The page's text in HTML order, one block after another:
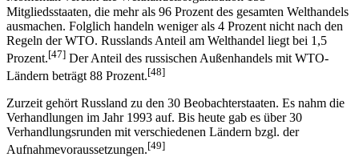
Momentan vereint die Welthandelsorganisation 153[46]
Mitgliedsstaaten, die mehr als 96 Prozent des gesamten Welthandels
ausmachen. Folglich handeln weniger als 4 Prozent nicht nach den
Regeln der WTO. Russlands Anteil am Welthandel liegt bei 1,5
Prozent.
Der Anteil des russischen Außenhandels mit WTO-
Zurzeit gehört Russland zu den 30 Beobachterstaaten. Es nahm die
Verhandlungen im Jahr 1993 auf. Bis heute gab es über 30
Verhandlungsrunden mit verschiedenen Ländern bzgl. der